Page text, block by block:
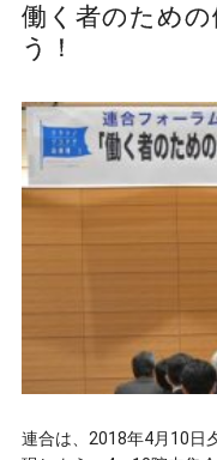
働く者のため
う！
連合は、2018年4月10日